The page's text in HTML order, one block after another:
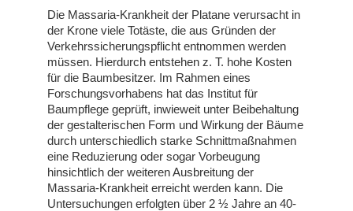
Die Massaria-Krankheit der Platane verursacht in
der Krone viele Totäste, die aus Gründen der
Verkehrssicherungspflicht entnommen werden
müssen. Hierdurch entstehen z. T. hohe Kosten
für die Baumbesitzer. Im Rahmen eines
Forschungsvorhabens hat das Institut für
Baumpflege geprüft, inwieweit unter Beibehaltung
der gestalterischen Form und Wirkung der Bäume
durch unterschiedlich starke Schnittmaßnahmen
eine Reduzierung oder sogar Vorbeugung
hinsichtlich der weiteren Ausbreitung der
Massaria-Krankheit erreicht werden kann. Die
Untersuchungen erfolgten über 2 ½ Jahre an 40-